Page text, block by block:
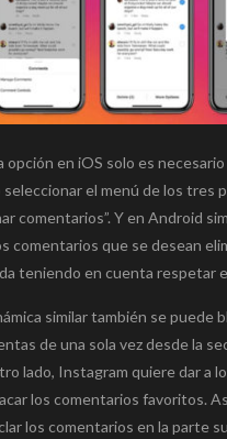
opción en iOS solo es
el menú de los tres
comentarios”. Y en Android
comentarios que se desean
teniendo en cuenta respetar
similar también se puede
de una sola vez desde la
lado, Instagram quiere dar a
los comentarios favoritos.
los comentarios en la parte